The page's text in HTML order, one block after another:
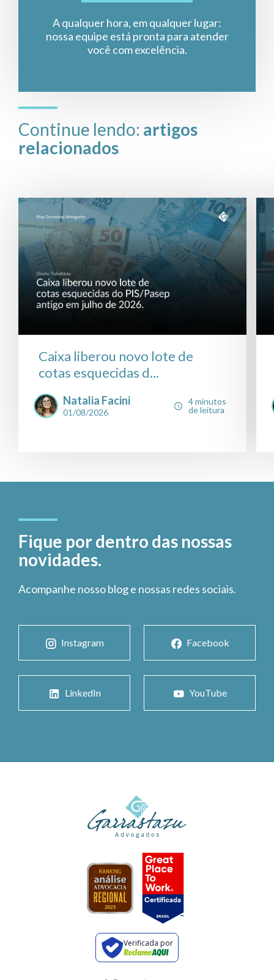
A qualquer hora, em qualquer lugar:
nossa equipe está pronta para atender
você com excelência.
Continue lendo: artigos
relacionados
Caixa liberou novo lote de
cotas esquecidas d...
Natalia Facini
01/08/2026
4 minutos
de leitura
Fique por dentro das nossas
novidades.
Acompanhe nosso blog e nossas redes sociais.
Instagram Facebook
LinkedIn YouTube
Verificada por